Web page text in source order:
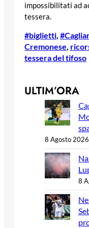
impossibilitati ad
tessera.
#biglietti,
Cremonese,
tessera del tifoso
ULTIM’ORA
8 Agosto 2026
8